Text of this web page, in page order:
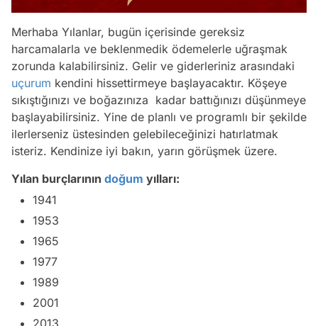
Merhaba Yılanlar, bugün içerisinde gereksiz
harcamalarla ve beklenmedik ödemelerle uğraşmak
zorunda kalabilirsiniz. Gelir ve giderleriniz arasındaki
uçurum kendini hissettirmeye başlayacaktır. Köşeye
sıkıştığınızı ve boğazınıza kadar battığınızı düşünmeye
başlayabilirsiniz. Yine de planlı ve programlı bir şekilde
ilerlerseniz üstesinden gelebileceğinizi hatırlatmak
isteriz. Kendinize iyi bakın, yarın görüşmek üzere.
Yılan burçlarının doğum yılları:
1941
1953
1965
1977
1989
2001
2013